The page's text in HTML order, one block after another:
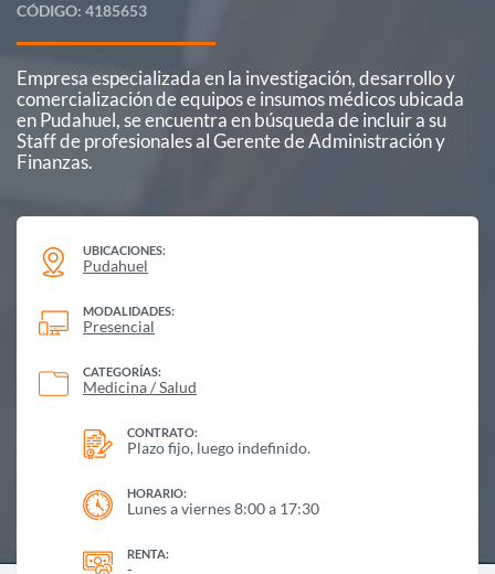
CÓDIGO: 4185653
Empresa especializada en la investigación, desarrollo y
comercialización de equipos e insumos médicos ubicada
en Pudahuel, se encuentra en búsqueda de incluir a su
Staff de profesionales al Gerente de Administración y
Finanzas.
UBICACIONES:
Pudahuel
MODALIDADES:
Presencial
CATEGORÍAS:
Medicina / Salud
CONTRATO:
Plazo fijo, luego indefinido.
HORARIO:
Lunes a viernes 8:00 a 17:30
RENTA:
-